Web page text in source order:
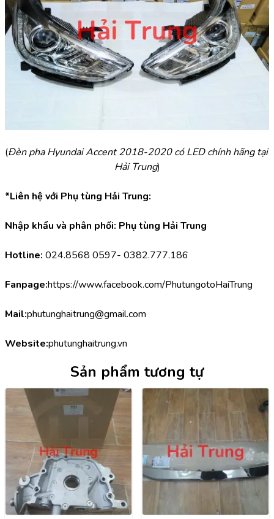
(Đèn pha Hyundai Accent 2018-2020 có LED chính hãng tại
Hải Trung)
*Liên hệ với Phụ tùng Hải Trung:
Nhập khẩu và phân phối: Phụ tùng Hải Trung
Hotline: 024.8568 0597- 0382.777.186
Fanpage:https://www.facebook.com/PhutungotoHaiTrung
Mail:phutunghaitrung@gmail.com
Website:phutunghaitrung.vn
Sản phẩm tương tự